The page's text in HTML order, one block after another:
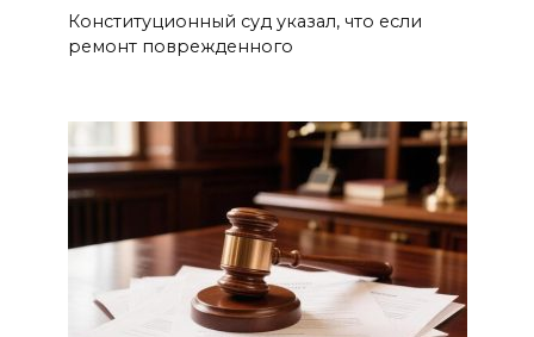
Конституционный суд указал, что если
ремонт поврежденного